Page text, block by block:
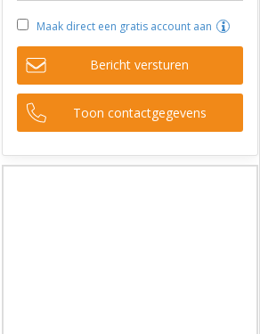
Maak direct een gratis account aan
Bericht versturen
Toon contactgegevens